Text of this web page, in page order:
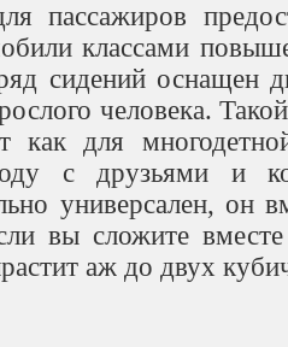
пассажиров
классами
сидений оснащен
человека.
как для
с друзьями и
универсален, он
вы сложите
аж до двух